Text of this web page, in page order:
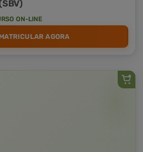
ON-LINE
MATRICULAR AGORA